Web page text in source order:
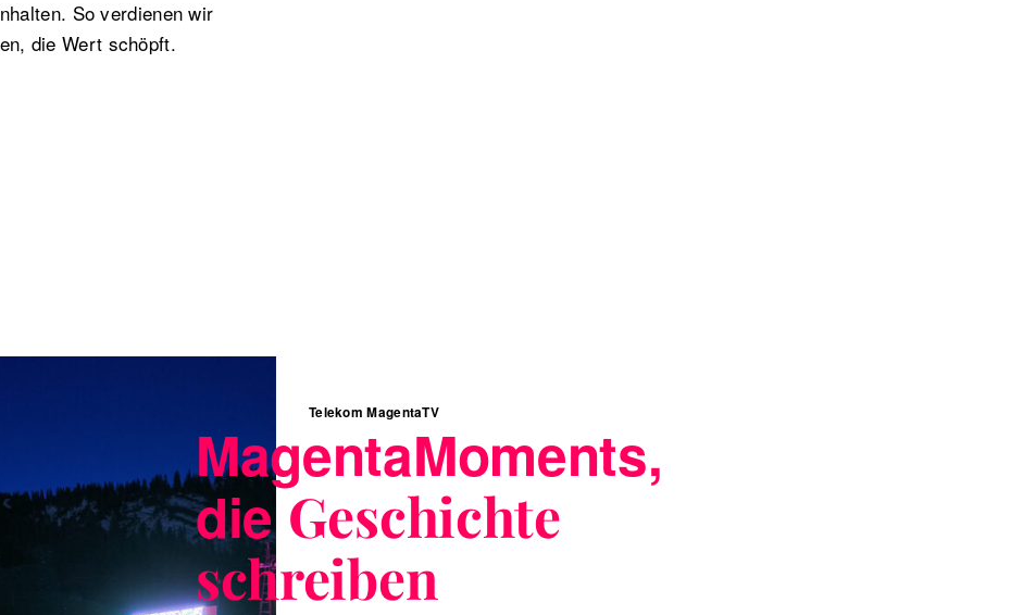
So verdienen wir
die Wert schöpft.
Telekom MagentaTV
MagentaMoments,
dieGeschichte
schreiben